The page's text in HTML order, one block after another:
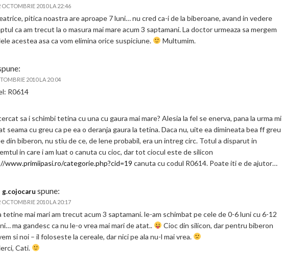
OCTOMBRIE 2010 LA 22:46
pitica noastra are aproape 7 luni… nu cred ca-i de la biberoane, avand in vedere
ca am trecut la o masura mai mare acum 3 saptamani. La doctor urmeaza sa mergem
acestea asa ca vom elimina orice suspiciune.
Multumim.
2010 LA 20:04
R0614
sa i schimbi tetina cu una cu gaura mai mare? Alesia la fel se enerva, pana la urma mi
seama cu greu ca pe ea o deranja gaura la tetina. Daca nu, uite ea dimineata bea ff greu
din biberon, nu stiu de ce, de lene probabil, era un intreg circ. Totul a disparut in
in care i am luat o canuta cu cioc, dar tot ciocul este de silicon
www.primiipasi.ro/categorie.php?cid=19 canuta cu codul R0614. Poate iti e de ajutor…
g.cojocaru spune:
OCTOMBRIE 2010 LA 20:17
tetine mai mari am trecut acum 3 saptamani. le-am schimbat pe cele de 0-6 luni cu 6-12
ma gandesc ca nu le-o vrea mai mari de atat..
Cioc din silicon, dar pentru biberon
si noi – il foloseste la cereale, dar nici pe ala nu-l mai vrea.
Cati.